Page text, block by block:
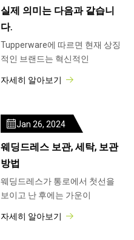
실제 의미는 다음과 같습니
다.
Tupperware에 따르면 현재 상징
적인 브랜드는 혁신적인
자세히 알아보기
Jan 26, 2024
웨딩드레스 보관, 세탁, 보관
방법
웨딩드레스가 통로에서 첫선을
보이고 난 후에는 가운이
자세히 알아보기